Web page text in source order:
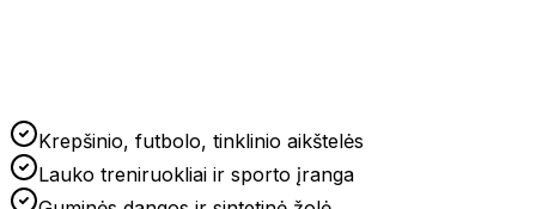
Krepšinio, futbolo, tinklinio aikštelės
Lauko treniruokliai ir sporto įranga